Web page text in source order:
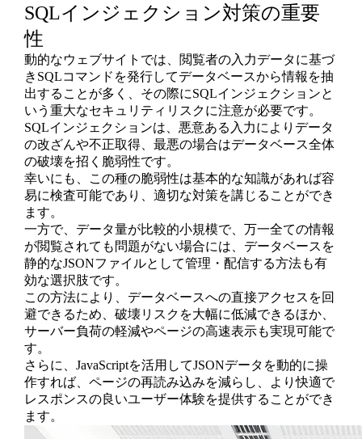
SQLインジェクション対策の重要
性
動的なウェブサイトでは、閲覧者の入力データに基づ
きSQLコマンドを発行してデータベースから情報を抽
出することが多く、その際にSQLインジェクションと
いう重大なセキュリティリスクに注意が必要です。
SQLインジェクションは、悪意ある入力によりデータ
の改ざんや不正取得、最悪の場合はデータベース全体
の破壊を招く脆弱性です。
幸いにも、この種の脆弱性は基本的な知識があれば容
易に検査可能であり、適切な対策を講じることができ
ます。
一方で、データ量が比較的小規模で、万一全ての情報
が閲覧されても問題がない場合には、データベースを
静的なJSONファイルとして管理・配信する方法も有
効な選択肢です。
この方法により、データベースへの直接アクセスを回
避できるため、破壊リスクを大幅に低減できるほか、
サーバー負荷の軽減やページの高速表示も実現可能で
す。
さらに、JavaScriptを活用してJSONデータを動的に操
作すれば、ページの再読み込みを減らし、より快適で
レスポンスの良いユーザー体験を提供することができ
ます。